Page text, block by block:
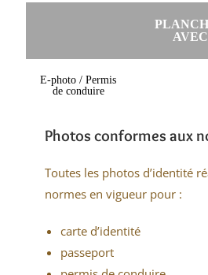
E-photo / Permis
de conduire
Photos conformes aux
Toutes les photos d’identité
normes en vigueur pour :
carte d’identité
passeport